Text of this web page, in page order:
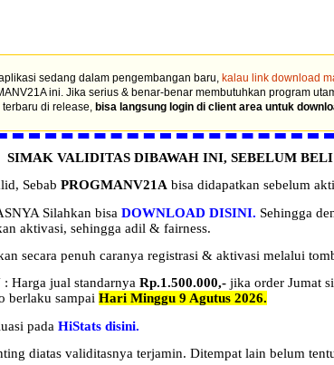
sedang dalam pengembangan baru, kalau link download
ini. Jika serius & benar-benar membutuhkan program
di release, bisa langsung login di client area untuk
SIMAK VALIDITAS DIBAWAH INI, SEBELUM BELI
Sebab PROGMANV21Abisa didapatkan sebelum
Silahkan bisa DOWNLOAD DISINI. Sehingga
aktivasi, sehingga adil & fairness.
secara penuh caranya registrasi & aktivasi melalui
: Harga jualstandarnya Rp.1.500.000,-jika order Jumat
berlaku sampai Hari Minggu 9 Agutus 2026.
pada HiStats disini.
diatas validitasnya terjamin. Ditempat lain belum